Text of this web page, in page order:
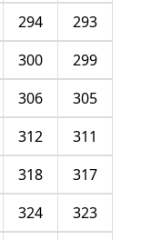
293
294
299
300
305
306
311
312
317
318
323
324